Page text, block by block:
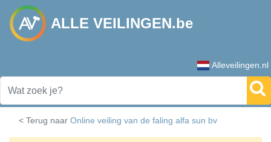
ALLE VEILINGEN.be
Alleveilingen.nl
< Terug naar Online veiling van de faling alfa sun bv